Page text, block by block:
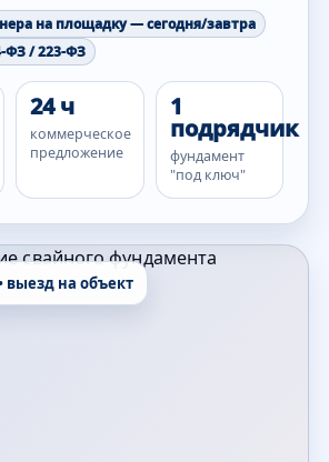
на площадку — сегодня/завтра
ФЗ / 223-ФЗ
24 ч
коммерческое
предложение
1
подрядчик
фундамент
"под ключ"
выезд на объект